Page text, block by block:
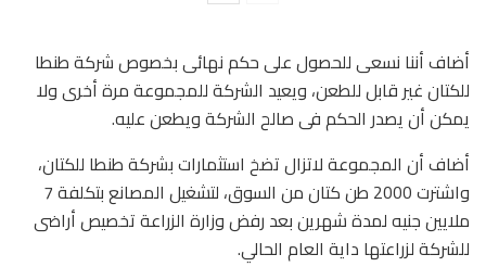
أضاف أننا نسعى للحصول على حكم نهائى بخصوص شركة طنطا
للكتان غير قابل للطعن، ويعيد الشركة للمجموعة مرة أخرى ولا
يمكن أن يصدر الحكم فى صالح الشركة ويطعن عليه.
أضاف أن المجموعة لاتزال تضخ استثمارات بشركة طنطا للكتان،
واشترت 2000 طن كتان من السوق، لتشغيل المصانع بتكلفة 7
ملايين جنيه لمدة شهرين بعد رفض وزارة الزراعة تخصيص أراضى
للشركة لزراعتها داية العام الحالي.